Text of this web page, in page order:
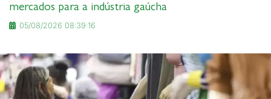
mercados para a indústria gaúcha
05/08/2026 08:39:16